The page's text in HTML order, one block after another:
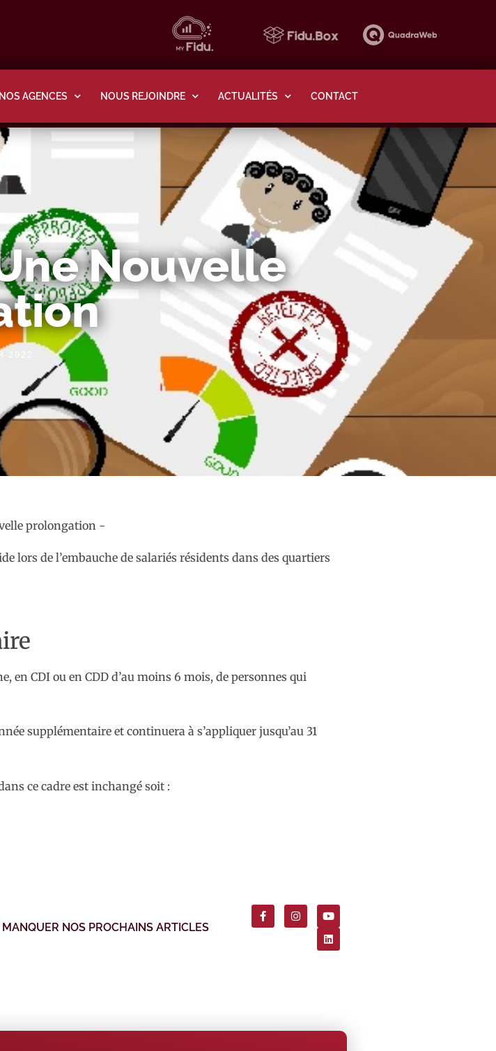
NOS AGENCES NOUS REJOINDRE ACTUALITÉS CONTACT
Nouvelle
2022
lors de l’embauche de salariés résidents dans des quartiers
CDI ou en CDD d’au moins 6 mois, de personnes qui
supplémentaire et continuera à s’appliquer jusqu’au 31
ce cadre est inchangé soit :
NOS PROCHAINS ARTICLES